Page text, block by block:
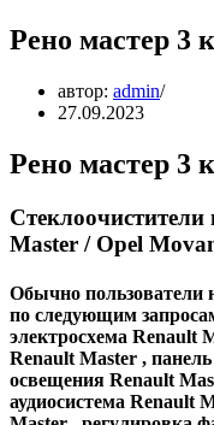
Рено мастер 3
автор: admin
27.09.2023
Рено мастер 3
Master / Opel
Обычно пользователи
по следующим
электросхема Renault
Renault Master ,
освещения Renault
аудиосистема Renault